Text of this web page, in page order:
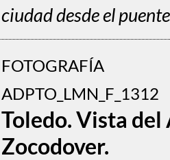
ciudad desde el
FOTOGRAFÍA
ADPTO_LMN_F_1312
Toledo. Vista del
Zocodover.